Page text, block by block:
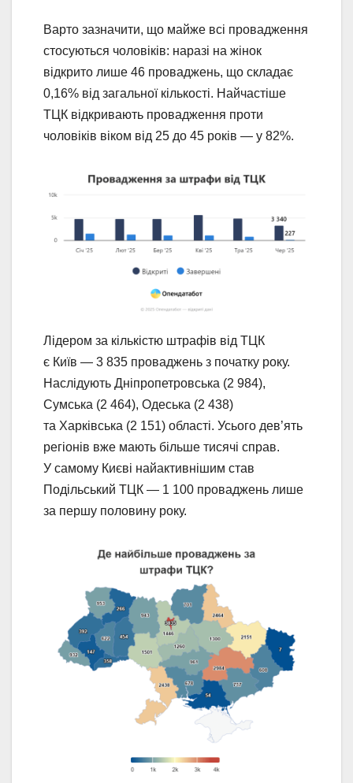
Варто зазначити, що майже всі провадження
стосуються чоловіків: наразі на жінок
відкрито лише 46 проваджень, що складає
0,16% від загальної кількості. Найчастіше
ТЦК відкривають провадження проти
чоловіків віком від 25 до 45 років — у 82%.
Лідером за кількістю штрафів від ТЦК
є Київ — 3 835 проваджень з початку року.
Наслідують Дніпропетровська (2 984),
Сумська (2 464), Одеська (2 438)
та Харківська (2 151) області. Усього дев’ять
регіонів вже мають більше тисячі справ.
У самому Києві найактивнішим став
Подільський ТЦК — 1 100 проваджень лише
за першу половину року.